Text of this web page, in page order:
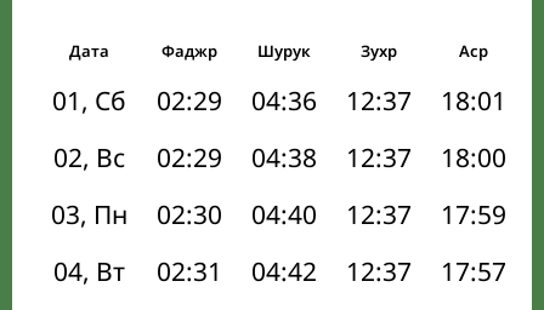
Дата Фаджр Шурук Зухр Аср
01, Сб 02:29 04:36 12:37 18:01
02, Вс
02:29 04:38 12:37 18:00
03, Пн
02:30 04:40 12:37 17:59
04, Вт
02:31 04:42 12:37 17:57